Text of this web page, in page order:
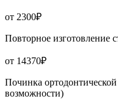
от 2300₽
Повторное изготовление
от 14370₽
Починка
возможности)